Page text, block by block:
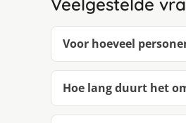
Voor hoeveel
Hoe lang duurt het